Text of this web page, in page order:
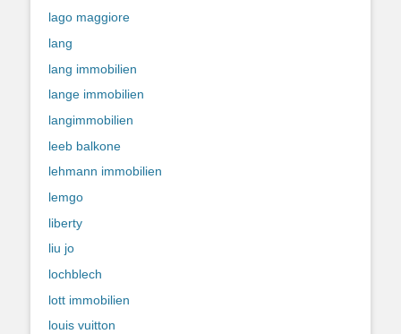
lago maggiore
lang
lang immobilien
lange immobilien
langimmobilien
leeb balkone
lehmann immobilien
lemgo
liberty
liu jo
lochblech
lott immobilien
louis vuitton